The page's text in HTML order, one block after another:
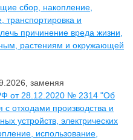
сбор, накопление,
транспортировка и
причинение вреда жизни,
растениям и окружающей
заменяя
от 28.12.2020 № 2314 "Об
отходами производства и
устройств, электрических
использование,